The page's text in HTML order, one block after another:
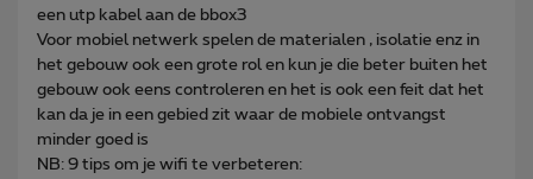
een utp kabel aan de bbox3
Voor mobiel netwerk spelen de materialen , isolatie enz in
het gebouw ook een grote rol en kun je die beter buiten het
gebouw ook eens controleren en het is ook een feit dat het
kan da je in een gebied zit waar de mobiele ontvangst
minder goed is
NB: 9 tips om je wifi te verbeteren: